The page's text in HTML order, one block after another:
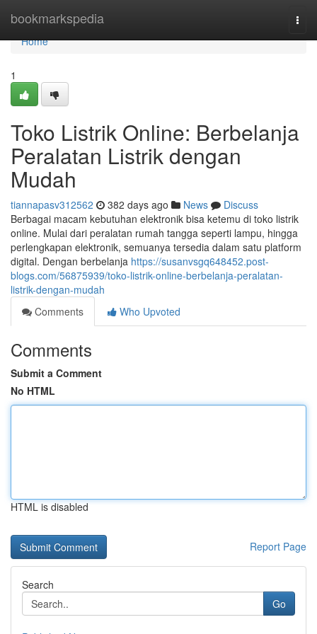
bookmarkspedia
Home
Home
1
Toko Listrik Online: Berbelanja
Peralatan Listrik dengan
Mudah
tiannapasv312562 382 days ago News
Discuss
Berbagai macam kebutuhan elektronik bisa ketemu di toko listrik
online. Mulai dari peralatan rumah tangga seperti lampu, hingga
perlengkapan elektronik, semuanya tersedia dalam satu platform
digital. Dengan berbelanja https://susanvsgq648452.post-
blogs.com/56875939/toko-listrik-online-berbelanja-peralatan-
listrik-dengan-mudah
Comments
Who Upvoted
Comments
Submit a Comment
No HTML
HTML is disabled
Report Page
Search
Go